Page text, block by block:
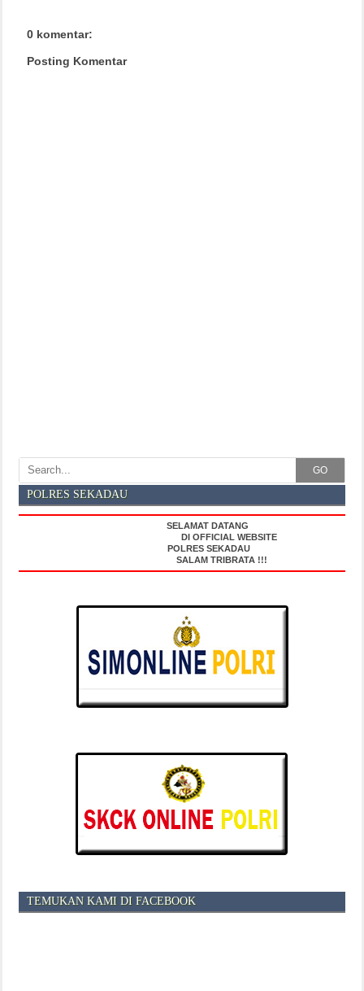
0 komentar:
Posting Komentar
GO
POLRES SEKADAU
SELAMAT DATANG
DI OFFICIAL WEBSITE
POLRES SEKADAU
SALAM TRIBRATA !!!
TEMUKAN KAMI DI FACEBOOK